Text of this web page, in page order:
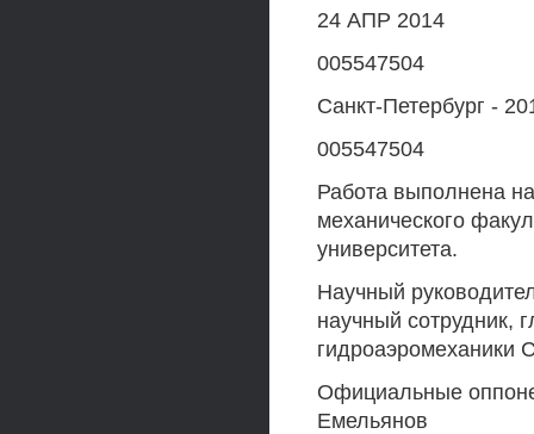
24 АПР 2014
005547504
Санкт-Петербург -
005547504
Работа выполнена
механического
университета.
Научный
научный сотрудник,
гидроаэромеханики
Официальные
Емельянов